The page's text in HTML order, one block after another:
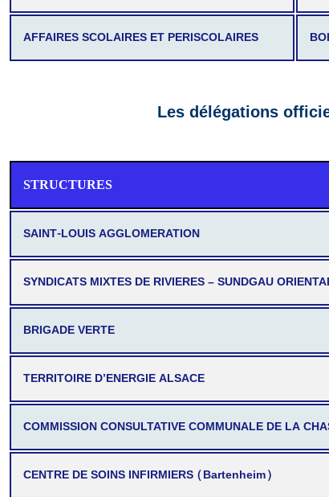
AFFAIRES SCOLAIRES ET PERISCOLAIRES
Les délégations
STRUCTURES
SAINT-LOUIS AGGLOMERATION
SYNDICATS MIXTES DE RIVIERES – SUNDGAU
BRIGADE VERTE
TERRITOIRE D’ENERGIE ALSACE
COMMISSION CONSULTATIVE COMMUNALE DE LA
CENTRE DE SOINS INFIRMIERS (Bartenheim)